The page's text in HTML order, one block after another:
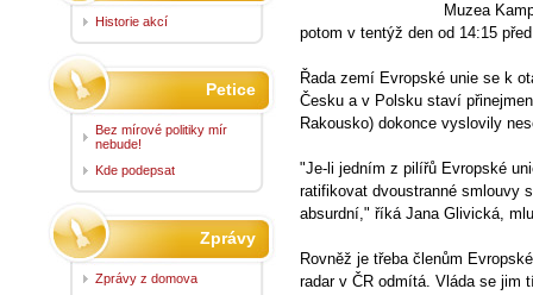
Muzea
potom v tentýž den od 14:15
Řada zemí Evropské unie se k
Česku a v Polsku staví
Rakousko) dokonce vyslovily
"Je-li jedním z pilířů Evropské
ratifikovat dvoustranné smlouvy
absurdní," říká Jana Glivická,
Rovněž je třeba členům
radar v ČR odmítá. Vláda se jim
Historie akcí
Petice
Bez mírové politiky mír
nebude!
Kde podepsat
Zprávy
Zprávy z domova